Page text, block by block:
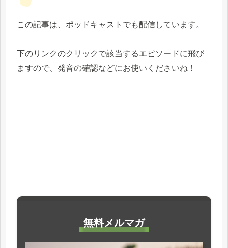
この記事は、ポッドキャストでも配信しています。
下のリンクのクリックで該当するエピソードに飛び
ますので、発音の確認などにお使いくださいね！
無料メルマガ